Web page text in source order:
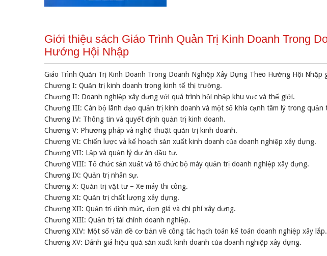
Giới thiệu sách Giáo Trình Quản Trị Kinh Doanh Trong
Hướng Hội Nhập
Giáo Trình Quản Trị Kinh Doanh Trong Doanh Nghiệp Xây Dựng Theo Hướng Hội Nhập
Chương I: Quản trị kinh doanh trong kinh tế thị trường.
Chương II: Doanh nghiệp xây dựng với quá trình hội nhập khu vực và thế giới.
Chương III: Cán bộ lãnh đạo quản trị kinh doanh và một số khía cạnh tâm lý trong quản
Chương IV: Thông tin và quyết định quản trị kinh doanh.
Chương V: Phương pháp và nghệ thuật quản trị kinh doanh.
Chương VI: Chiến lược và kế hoạch sản xuất kinh doanh của doanh nghiệp xây dựng.
Chương VII: Lập và quản lý dự án đầu tư.
Chương VIII: Tổ chức sản xuất và tổ chức bộ máy quản trị doanh nghiệp xây dựng.
Chương IX: Quản trị nhân sự.
Chương X: Quản trị vật tư – Xe máy thi công.
Chương XI: Quản trị chất lượng xây dựng.
Chương XII: Quản trị định mức, đơn giá và chi phí xây dựng.
Chương XIII: Quản trị tài chính doanh nghiệp.
Chương XIV: Một số vấn đề cơ bản về công tác hạch toán kế toán doanh nghiệp xây lắp.
Chương XV: Đánh giá hiệu quả sản xuất kinh doanh của doanh nghiệp xây dựng.